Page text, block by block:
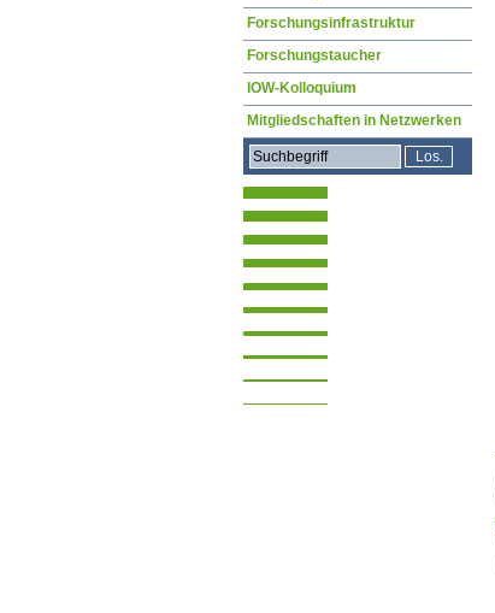
Forschungsinfrastruktur
Forschungstaucher
IOW-Kolloquium
Mitgliedschaften in Netzwerken